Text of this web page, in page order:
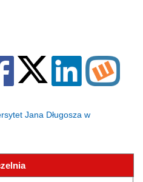
Jana Długosza w